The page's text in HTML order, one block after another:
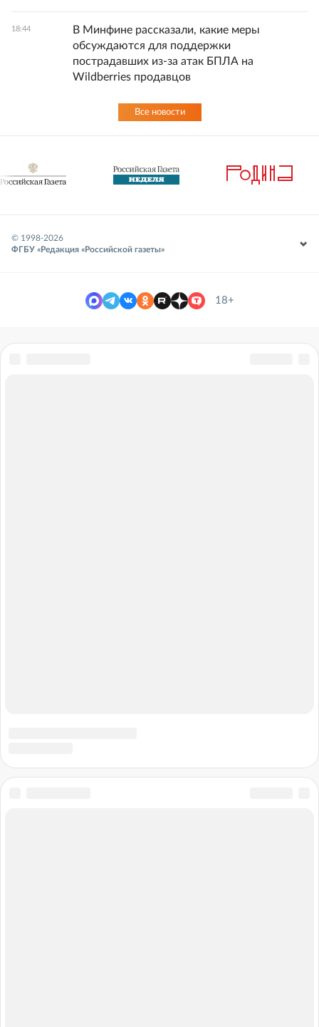
18:44
В Минфине рассказали, какие меры
обсуждаются для поддержки
пострадавших из-за атак БПЛА на
Wildberries продавцов
Все новости
© 1998-2026
ФГБУ «Редакция «Российской газеты»
18+